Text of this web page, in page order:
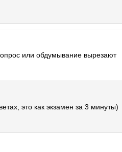
или обдумывание вырезают
это как экзамен за 3 минуты)